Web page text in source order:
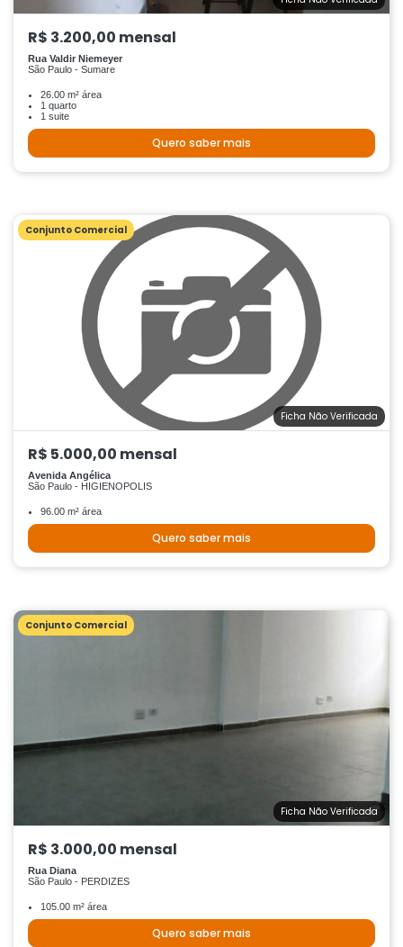
R$ 3.200,00 mensal
Rua Valdir Niemeyer
São Paulo - Sumare
26.00 m² área
1 quarto
1 suite
Quero saber mais
Conjunto Comercial
Ficha Não Verificada
R$ 5.000,00 mensal
Avenida Angélica
São Paulo - HIGIENOPOLIS
96.00 m² área
Quero saber mais
Conjunto Comercial
Ficha Não Verificada
R$ 3.000,00 mensal
Rua Diana
São Paulo - PERDIZES
105.00 m² área
Quero saber mais